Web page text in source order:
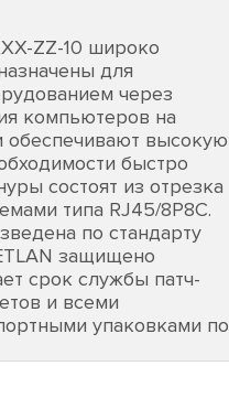
ZZ-10 широко
для
через
компьютеров на
обеспечивают высокую
быстро
состоят из отрезка
типа RJ45/8P8C.
по стандарту
защищено
срок службы патч-
и всеми
упаковками по